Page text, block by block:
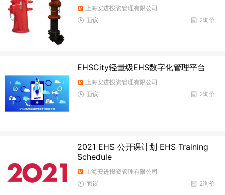
上海安进投资管理有限公司
2询价
面议
EHSCity轻量级EHS数字化管理平台
上海安进投资管理有限公司
2询价
面议
2021 EHS 公开课计划 EHS Training
Schedule
上海安进投资管理有限公司
2询价
面议